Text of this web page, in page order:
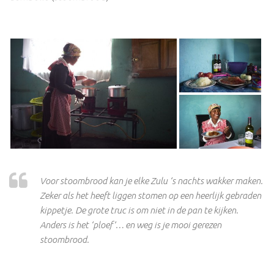
Voor stoombrood kan je elke Zulu ‘s nachts wakker maken.
Zeker als het heeft liggen stomen op een heerlijk gebraden
kippetje. De grote truc is om niet in de pan te kijken.
Anders is het ‘ploef’… en weg is je mooi gerezen
stoombrood.